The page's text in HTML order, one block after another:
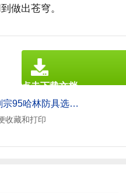
做出苍穹。
《dnf剑帝95哈林防具选择 dnf剑宗95哈林防具选择.doc》
收藏和打印
点击下载文档
文档为doc格式